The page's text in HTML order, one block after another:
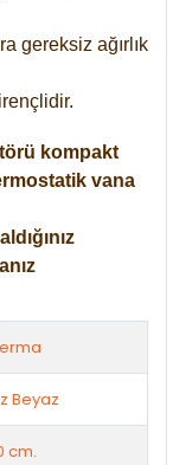
gereksiz ağırlık
kompakt
vana
Beyaz
cm.